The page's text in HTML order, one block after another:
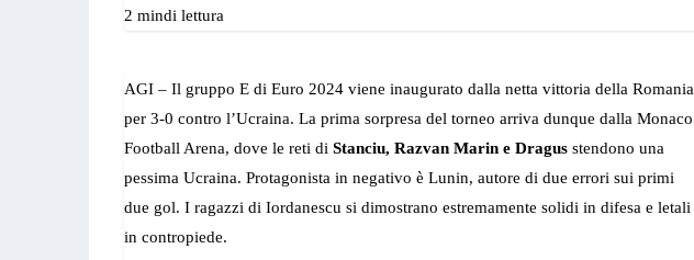
2 mindi lettura
AGI – Il gruppo E di Euro 2024 viene inaugurato dalla netta vittoria della Romania
per 3-0 contro l’Ucraina. La prima sorpresa del torneo arriva dunque dalla Monaco
Football Arena, dove le reti di Stanciu, Razvan Marin e Dragusstendono una
pessima Ucraina. Protagonista in negativo è Lunin, autore di due errori sui primi
due gol. I ragazzi di Iordanescu si dimostrano estremamente solidi in difesa e letali
in contropiede.